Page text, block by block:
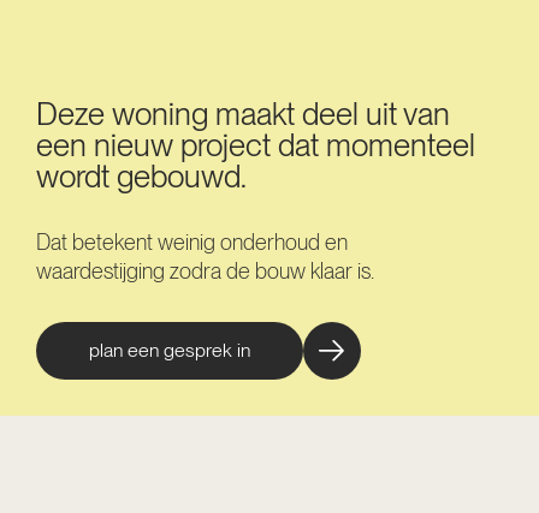
Deze woning maakt deel uit van
een nieuw project dat momenteel
wordt gebouwd.
Dat betekent weinig onderhoud en
waardestijging zodra de bouw klaar is.
plan een gesprek in